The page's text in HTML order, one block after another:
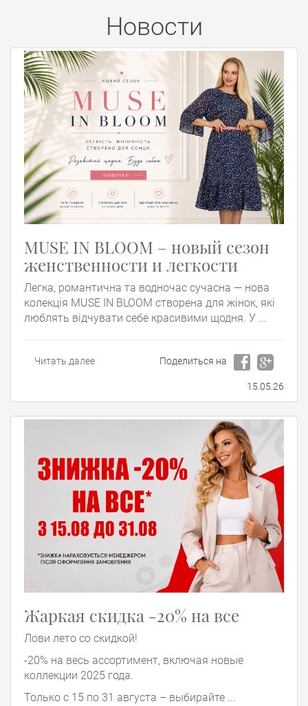
Новости
MUSE IN BLOOM – новый сезон
женственности и легкости
Легка, романтична та водночас сучасна — нова
колекція MUSE IN BLOOM створена для жінок, які
люблять відчувати себе красивими щодня. У ...
Читать далее Поделиться на
15.05.26
Жаркая скидка -20% на все
Лови лето со скидкой!
-20% на весь ассортимент, включая новые
коллекции 2025 года.
Только с 15 по 31 августа – выбирайте ...